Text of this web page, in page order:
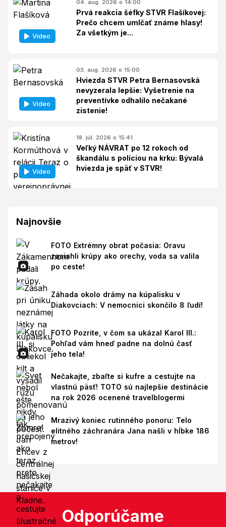
Video
04. aug. 2026 o 14:00
Prvá reakcia šéfky STVR Flašíkovej:
Prečo chcem umlčať známe hlasy!
Za všetkým je...
Video
03. aug. 2026 o 15:00
Hviezda STVR Petra Bernasovská
nevyzerala lepšie: Vyšetrenie na
preventívke odhalilo nečakané
zistenie!
Video
18. júl. 2026 o 15:41
Veľký NÁVRAT po 12 rokoch od
škandálu s políciou na krku: Bývalá
hviezda je späť v STVR!
Najnovšie
FOTO Extrémny obrat počasia: Oravu
zasiahli krúpy ako orechy, voda sa valila
po ceste!
Záhada okolo drámy na kúpalisku v
Diakovciach: V nemocnici skončilo 8 ľudí!
FOTO Pozrite, v čom sa ukázal Karol III.:
Pohľad vám hneď padne na dolnú časť
jeho tela!
Nečakajte, zbaľte si kufre a cestujte na
vlastnú päsť! TOTO sú najlepšie destinácie
na rok 2026 ocenené travelblogermi
Mrazivý koniec rutinného ponoru: Telo
elitného záchranára Jana našli v hĺbke 186
metrov!
Odporúčame